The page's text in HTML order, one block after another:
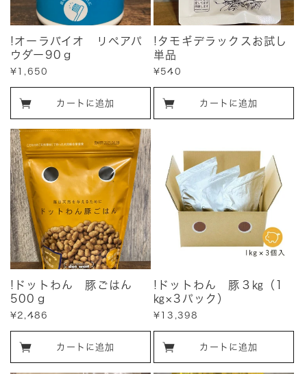
!オーラバイオ リペアパ
ウダー90ｇ
販
価
¥1,650
カートに追加
!タモギデラックスお試し
単品
販
価
¥540
カートに追加
!ドットわん 豚ごはん
500ｇ
販
価
¥2,486
カートに追加
!ドットわん 豚３㎏（1
㎏×3パック）
販
価
¥13,398
カートに追加